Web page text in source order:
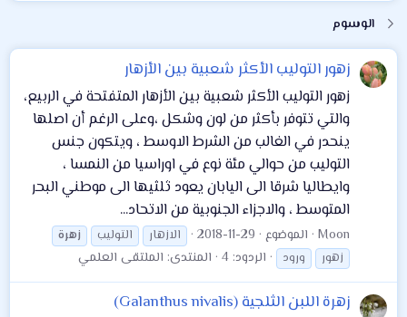
الوسوم
زهور التوليب الأكثر شعبية بين الأزهار
زهور التوليب الأكثر شعبية بين الأزهار المتفتحة في الربيع،
والتي تتوفر بأكثر من لون وشكل ،وعلى الرغم أن اصلها
ينحدر في الغالب من الشرط الاوسط ، ويتكون جنس
التوليب من حوالي مئة نوع في اوراسيا من النمسا ،
وايطاليا شرقا الى اليابان يعود ثلثيها الى موطني البحر
المتوسط ، والاجزاء الجنوبية من الاتحاد...
Moon الموضوع 2018-11-29 الازهار التوليب
زهرة
زهور
ورود الردود: 4 المنتدى: الملتقى العلمي
زهرة اللبن الثلجية (Galanthus nivalis)